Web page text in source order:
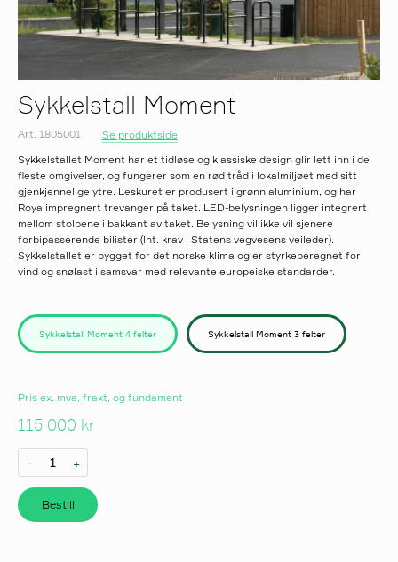
Sykkelstall Moment
Art. 1805001
Se produktside
Sykkelstallet Moment har et tidløse og klassiske design glir lett inn i de
fleste omgivelser, og fungerer som en rød tråd i lokalmiljøet med sitt
gjenkjennelige ytre. Leskuret er produsert i grønn aluminium, og har
Royalimpregnert trevanger på taket. LED-belysningen ligger integrert
mellom stolpene i bakkant av taket. Belysning vil ikke vil sjenere
forbipasserende bilister (Iht. krav i Statens vegvesens veileder).
Sykkelstallet er bygget for det norske klima og er styrkeberegnet for
vind og snølast i samsvar med relevante europeiske standarder.
Sykkelstall Moment 4 felter Sykkelstall Moment 3 felter
Pris ex. mva, frakt, og fundament
115 000 kr
- +
Bestill